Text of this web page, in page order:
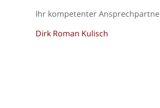
Ihr kompetenter
Dirk Roman Kulisch